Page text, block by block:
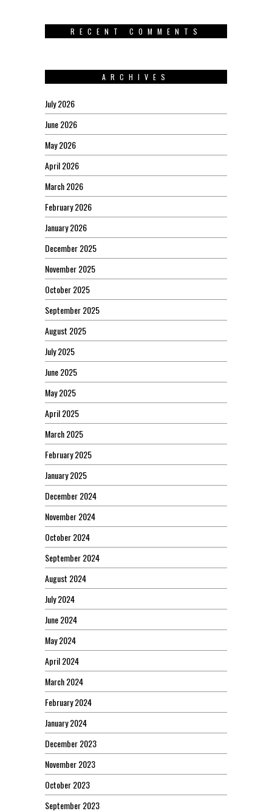
RECENT COMMENTS
ARCHIVES
July 2026
June 2026
May 2026
April 2026
March 2026
February 2026
January 2026
December 2025
November 2025
October 2025
September 2025
August 2025
July 2025
June 2025
May 2025
April 2025
March 2025
February 2025
January 2025
December 2024
November 2024
October 2024
September 2024
August 2024
July 2024
June 2024
May 2024
April 2024
March 2024
February 2024
January 2024
December 2023
November 2023
October 2023
September 2023